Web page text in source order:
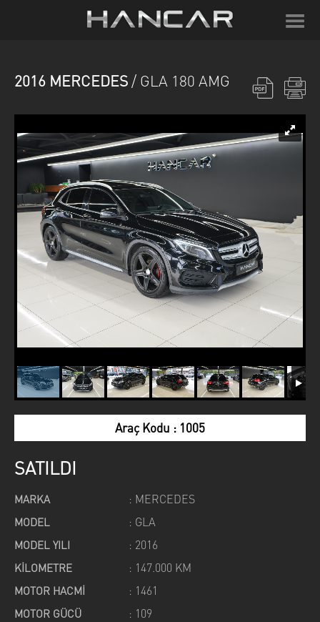
2016 MERCEDES / GLA 180 AMG
Araç Kodu : 1005
SATILDI
MARKA : MERCEDES
MODEL : GLA
MODEL YILI : 2016
KİLOMETRE : 147.000 KM
MOTOR HACMİ : 1461
MOTOR GÜCÜ : 109